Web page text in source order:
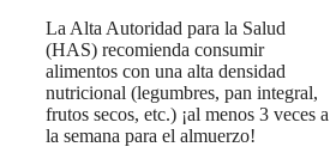
La Alta Autoridad para la Salud
(HAS) recomienda consumir
alimentos con una alta densidad
nutricional (legumbres, pan integral,
frutos secos, etc.) ¡al menos 3 veces a
la semana para el almuerzo!